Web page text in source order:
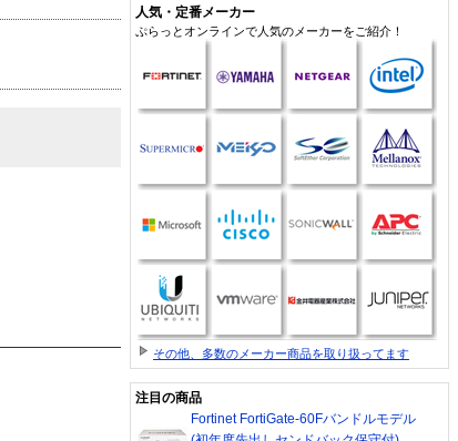
人気・定番メーカー
ぷらっとオンラインで人気のメーカーをご紹介！
その他、多数のメーカー商品を取り扱ってます
注目の商品
Fortinet FortiGate-60Fバンドルモデル